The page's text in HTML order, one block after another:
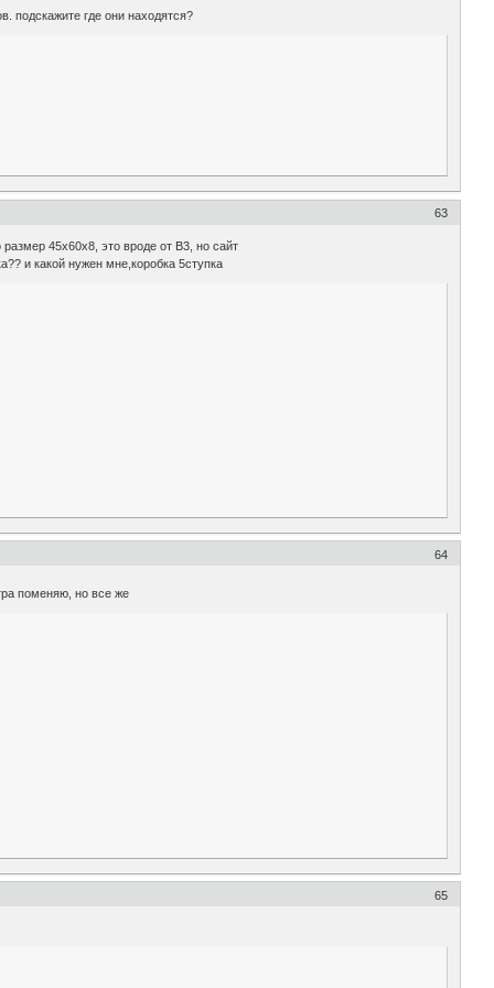
подскажите где они находятся?
63
45х60х8, это вроде от В3, но сайт
и какой нужен мне,коробка 5ступка
64
поменяю, но все же
65